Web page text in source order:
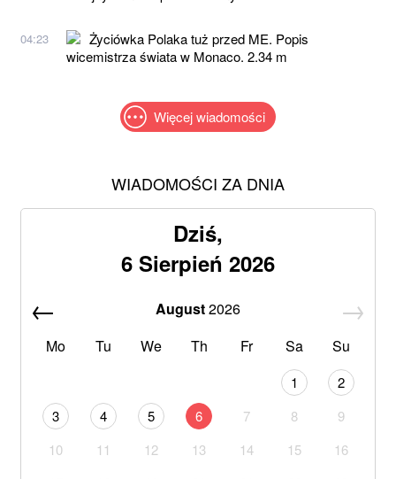
04:23
Życiówka Polaka tuż przed ME. Popis
wicemistrza świata w Monaco. 2.34 m
Więcej wiadomości
WIADOMOŚCI ZA DNIA
Dziś,
6 Sierpień 2026
August2026
Mo
Tu We Th Fr Sa Su
1
2
3
4 5 6 7 8
9
10
11 12 13 14 15
16